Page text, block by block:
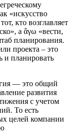
«искусство
кто возглавляет
а ἄγω «вести,
планирования.
проекта – это
и планировать
— это общий
развития
с учетом
То есть
целей компании